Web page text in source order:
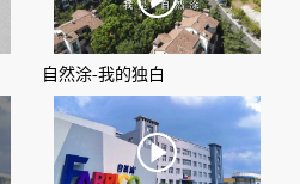
自然涂-我的独白